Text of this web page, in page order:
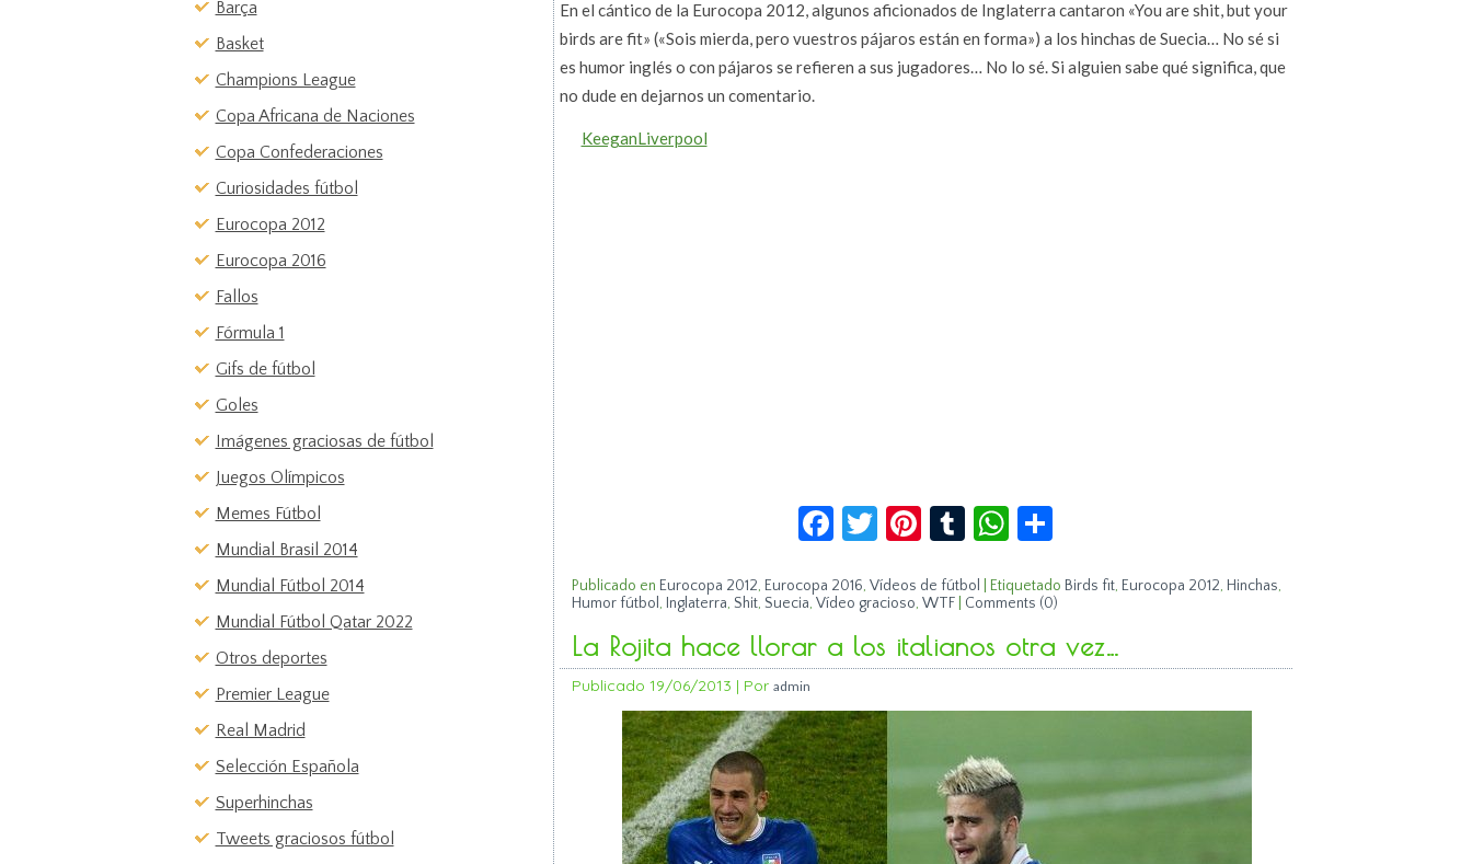
Barça
Basket
Champions League
Copa Africana de Naciones
Copa Confederaciones
Curiosidades fútbol
Eurocopa 2012
Eurocopa 2016
Fallos
Fórmula 1
Gifs de fútbol
Goles
Imágenes graciosas de fútbol
Juegos Olímpicos
Memes Fútbol
Mundial Brasil 2014
Mundial Fútbol 2014
Mundial Fútbol Qatar 2022
Otros deportes
Premier League
Real Madrid
Selección Española
Superhinchas
Tweets graciosos fútbol
En el cántico de la Eurocopa 2012, algunos aficionados de Inglaterra cantaron «You are shit, but your
birds are fit» («Sois mierda, pero vuestros pájaros están en forma») a los hinchas de Suecia… No sé si
es humor inglés o con pájaros se refieren a sus jugadores… No lo sé. Si alguien sabe qué significa, que
no dude en dejarnos un comentario.
KeeganLiverpool
Facebook
Twitter
Pinterest
TumblrWhatsApp
Publicado en Eurocopa 2012, Eurocopa 2016, Vídeos de fútbol Etiquetado Birds fit, Eurocopa 2012, Hinchas,
Humor fútbol , Inglaterra, Shit, Suecia, Vídeo gracioso, WTF| Comments (0)
La Rojita hace llorar a los italianos otra vez…
Publicado 19/06/2013 | Por admin